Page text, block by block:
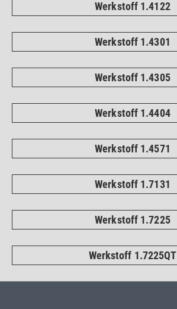
Werkstoff 1.4122
Werkstoff 1.4301
Werkstoff 1.4305
Werkstoff 1.4404
Werkstoff 1.4571
Werkstoff 1.7131
Werkstoff 1.7225
Werkstoff 1.7225QT